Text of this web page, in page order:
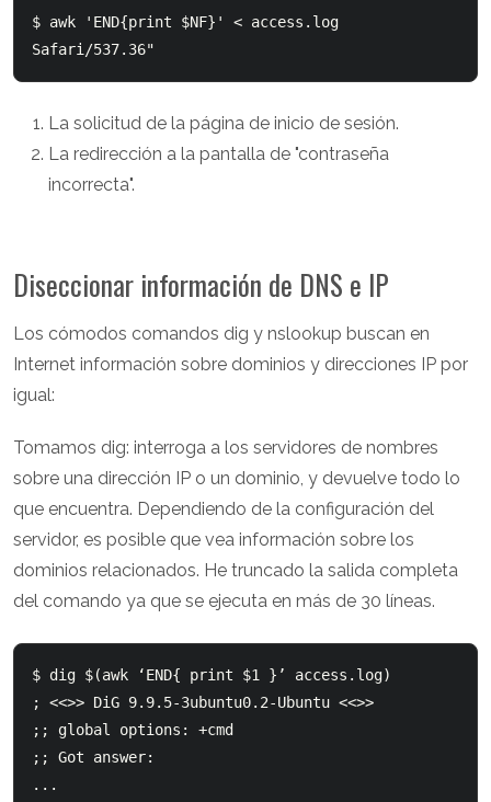
$ awk 'END{print $NF}' < access.log
La solicitud de la página de inicio de sesión.
La redirección a la pantalla de "contraseña
incorrecta".
Diseccionar información de DNS e IP
Los cómodos comandos dig y nslookup buscan en
Internet información sobre dominios y direcciones IP por
igual:
Tomamos dig: interroga a los servidores de nombres
sobre una dirección IP o un dominio, y devuelve todo lo
que encuentra. Dependiendo de la configuración del
servidor, es posible que vea información sobre los
dominios relacionados. He truncado la salida completa
del comando ya que se ejecuta en más de 30 líneas.
$ dig $(awk ‘END{ print $1 }’ access.log)
; <<>> DiG 9.9.5-3ubuntu0.2-Ubuntu <<>>
;; global options: +cmd
;; Got answer:
...